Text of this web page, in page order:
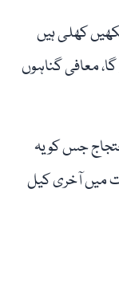
کھلی ہیں
معافی گناہوں
کہ 24 نومبر کا احتجاج جس کو یہ
میں آخری کیل